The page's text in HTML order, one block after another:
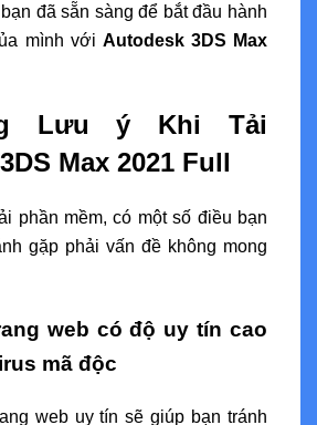
đã sẵn sàng để bắt đầu hành
mình với Autodesk 3DS Max
Lưu ý Khi Tải
Max 2021 Full
phần mềm, có một số điều bạn
gặp phải vấn đề không mong
web có độ uy tín cao
mã độc
web uy tín sẽ giúp bạn tránh